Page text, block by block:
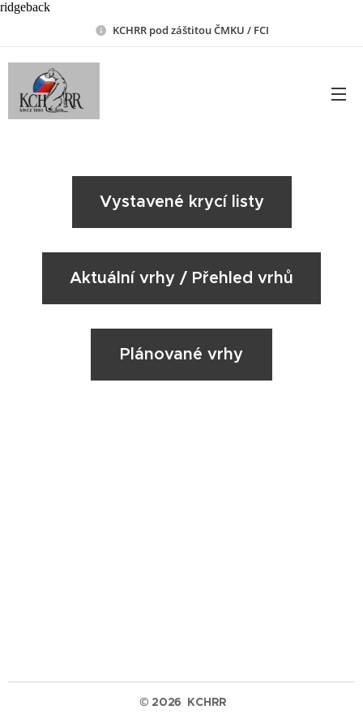
ridgeback
KCHRR pod záštitou ČMKU / FCI
Vystavené krycí listy
Aktuální vrhy / Přehled vrhů
Plánované vrhy
© 2026 KCHRR